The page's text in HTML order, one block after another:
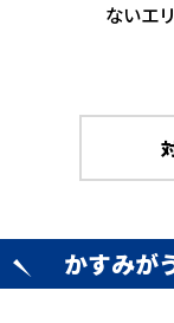
ないエ
かすみが